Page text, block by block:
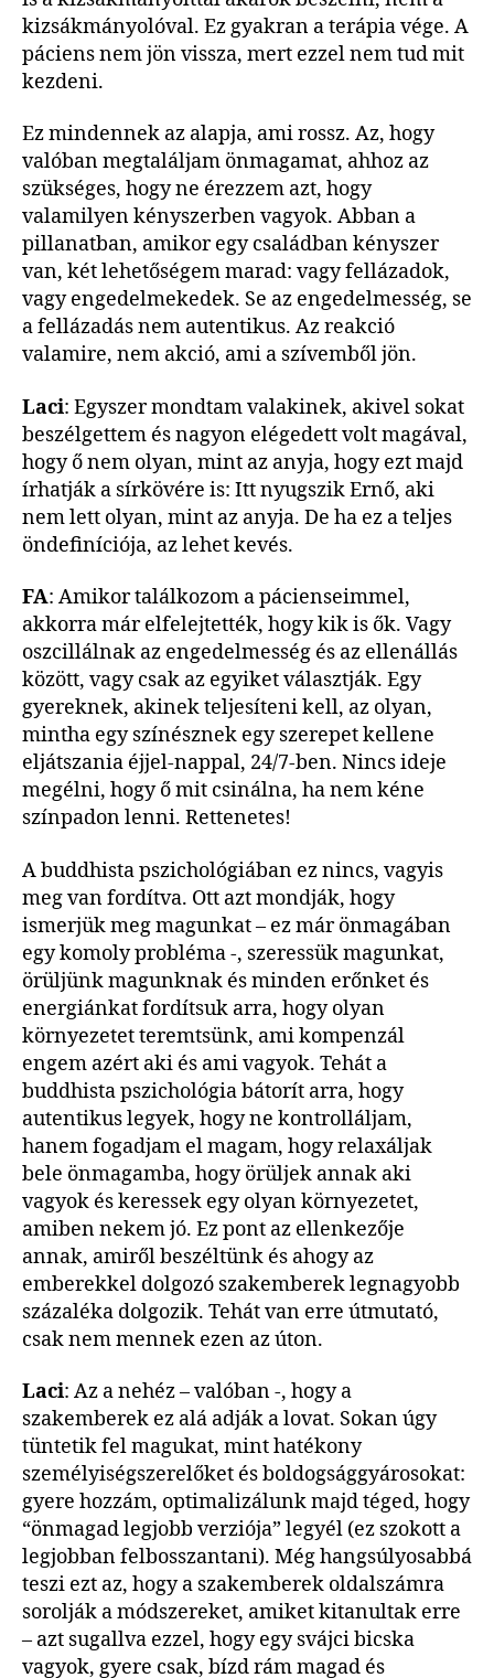
kizsákmányolóval. Ez gyakran a terápia vége. A
páciens nem jön vissza, mert ezzel nem tud mit
kezdeni.
Ez mindennek az alapja, ami rossz. Az, hogy
valóban megtaláljam önmagamat, ahhoz az
szükséges, hogy ne érezzem azt, hogy
valamilyen kényszerben vagyok. Abban a
pillanatban, amikor egy családban kényszer
van, két lehetőségem marad: vagy fellázadok,
vagy engedelmekedek. Se az engedelmesség, se
a fellázadás nem autentikus. Az reakció
valamire, nem akció, ami a szívemből jön.
Laci: Egyszer mondtam valakinek, akivel sokat
beszélgettem és nagyon elégedett volt magával,
hogy ő nem olyan, mint az anyja, hogy ezt majd
írhatják a sírkövére is: Itt nyugszik Ernő, aki
nem lett olyan, mint az anyja. De ha ez a teljes
öndefiníciója, az lehet kevés.
FA: Amikor találkozom a pácienseimmel,
akkorra már elfelejtették, hogy kik is ők. Vagy
oszcillálnak az engedelmesség és az ellenállás
között, vagy csak az egyiket választják. Egy
gyereknek, akinek teljesíteni kell, az olyan,
mintha egy színésznek egy szerepet kellene
eljátszania éjjel-nappal, 24/7-ben. Nincs ideje
megélni, hogy ő mit csinálna, ha nem kéne
színpadon lenni. Rettenetes!
A buddhista pszichológiában ez nincs, vagyis
meg van fordítva. Ott azt mondják, hogy
ismerjük meg magunkat – ez már önmagában
egy komoly probléma -, szeressük magunkat,
örüljünk magunknak és minden erőnket és
energiánkat fordítsuk arra, hogy olyan
környezetet teremtsünk, ami kompenzál
engem azért aki és ami vagyok. Tehát a
buddhista pszichológia bátorít arra, hogy
autentikus legyek, hogy ne kontrolláljam,
hanem fogadjam el magam, hogy relaxáljak
bele önmagamba, hogy örüljek annak aki
vagyok és keressek egy olyan környezetet,
amiben nekem jó. Ez pont az ellenkezője
annak, amiről beszéltünk és ahogy az
emberekkel dolgozó szakemberek legnagyobb
százaléka dolgozik. Tehát van erre útmutató,
csak nem mennek ezen az úton.
Laci: Az a nehéz – valóban -, hogy a
szakemberek ez alá adják a lovat. Sokan úgy
tüntetik fel magukat, mint hatékony
személyiségszerelőket és boldogsággyárosokat:
gyere hozzám, optimalizálunk majd téged, hogy
“önmagad legjobb verziója” legyél (ez szokott a
legjobban felbosszantani). Még hangsúlyosabbá
teszi ezt az, hogy a szakemberek oldalszámra
sorolják a módszereket, amiket kitanultak erre
– azt sugallva ezzel, hogy egy svájci bicska
vagyok, gyere csak, bízd rám magad és